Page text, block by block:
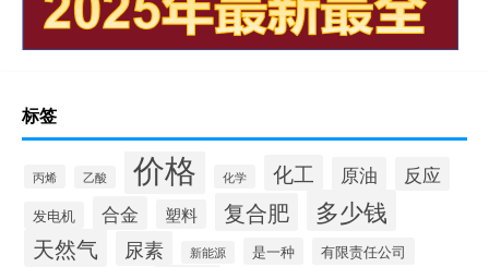
标签
丙烯 乙酸 价格 化学 化工 原油 反应
发电机 合金 塑料 复合肥 多少钱
天然气 尿素 新能源 是一种 有限责任公司